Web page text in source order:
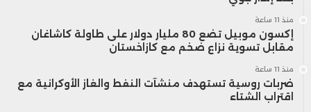
منذ 11 ساعة
إكسون موبيل تضع 80 مليار دولار على طاولة كاشاغان
مقابل تسوية نزاع ضخم مع كازاخستان
منذ 11 ساعة
ضربات روسية تستهدف منشآت النفط والغاز الأوكرانية مع
اقتراب الشتاء